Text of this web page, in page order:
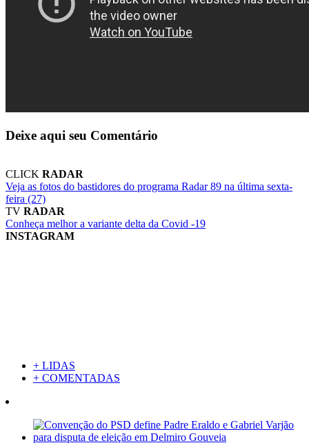
Deixe aqui seu Comentário
CLICK RADAR
Veja as fotos do bastidores do programa Radar 89 na última sexta-
feira (27)
TV RADAR
Conheça melhor a variante delta da Covid -19
INSTAGRAM
+ LIDAS
+ COMENTADAS